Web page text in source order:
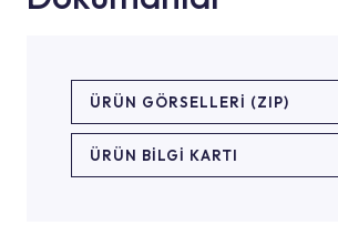
ÜRÜN GÖRSELLERI (ZIP)
ÜRÜN BILGI KARTI